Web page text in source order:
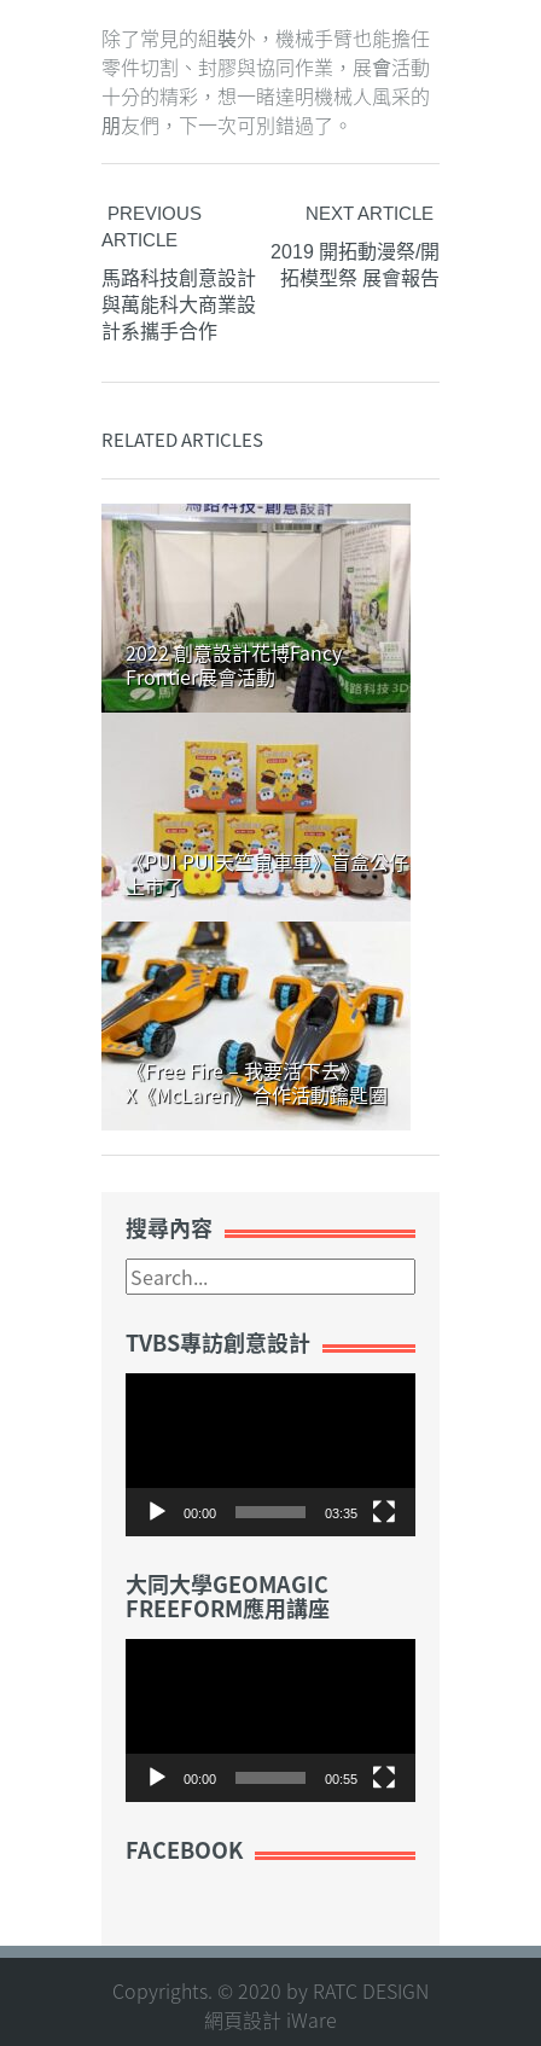
除了常見的組裝外，機械手臂也能擔任
零件切割、封膠與協同作業，展會活動
十分的精彩，想一睹達明機械人風采的
朋友們，下一次可別錯過了。
PREVIOUS
ARTICLE
馬路科技創意設計
與萬能科大商業設
計系攜手合作
NEXT ARTICLE
2019 開拓動漫祭/開
拓模型祭 展會報告
RELATED ARTICLES
2022 創意設計花博Fancy
Frontier展會活動
《PUI PUI天竺鼠車車》盲盒公仔
上市了
《Free Fire – 我要活下去》
X《McLaren》合作活動鑰匙圈
搜尋內容
TVBS專訪創意設計
00:00 03:35
大同大學GEOMAGIC
FREEFORM應用講座
00:00 00:55
FACEBOOK
Copyrights. © 2020 by RATC DESIGN
網頁設計 iWare